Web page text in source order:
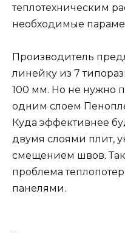
теплотехническим
необходимые
Производитель
линейку из 7
100 мм. Но не нужно
одним слоем
Куда эффективнее
двумя слоями плит,
смещением швов.
проблема
панелями.